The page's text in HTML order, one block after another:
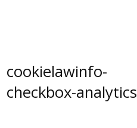
cookielawinfo-
checkbox-analytics